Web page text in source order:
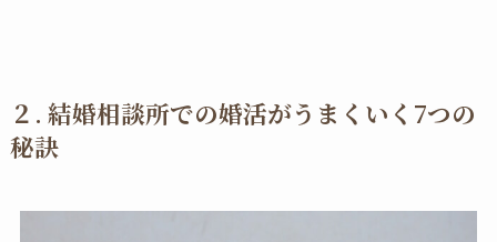
２. 結婚相談所での婚活がうまくいく7つの
秘訣